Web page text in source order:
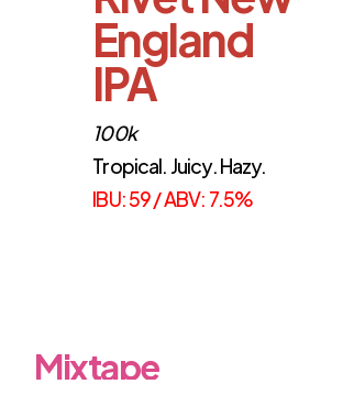
England
IPA
100k
Tropical. Juicy. Hazy.
IBU: 59 / ABV: 7.5%
Mixtape